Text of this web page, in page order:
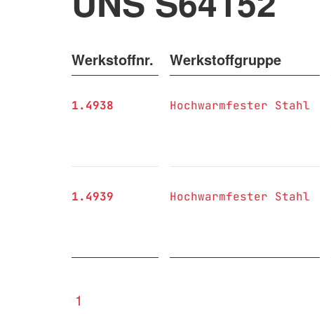
Werkstoffnr. Werkstoffgruppe
1.4938 Hochwarmfester Stahl
1.4939 Hochwarmfester Stahl
1